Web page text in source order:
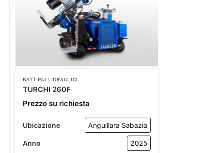
BATTIPALI IDRAULICI
TURCHI 260F
Prezzo su richiesta
Ubicazione Anguillara Sabazia
Anno 2025